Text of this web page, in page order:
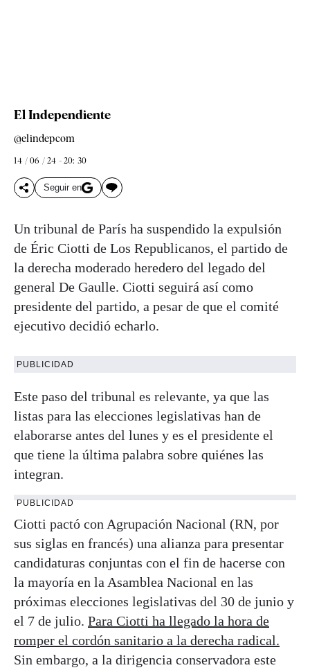
El Independiente
@elindepcom
14 / 06 / 24 - 20: 30
Seguir en
Un tribunal de París ha suspendido la expulsión
de Éric Ciotti de Los Republicanos, el partido de
la derecha moderado heredero del legado del
general De Gaulle. Ciotti seguirá así como
presidente del partido, a pesar de que el comité
ejecutivo decidió echarlo.
PUBLICIDAD
Este paso del tribunal es relevante, ya que las
listas para las elecciones legislativas han de
elaborarse antes del lunes y es el presidente el
que tiene la última palabra sobre quiénes las
integran.
PUBLICIDAD
Ciotti pactó con Agrupación Nacional (RN, por
sus siglas en francés) una alianza para presentar
candidaturas conjuntas con el fin de hacerse con
la mayoría en la Asamblea Nacional en las
próximas elecciones legislativas del 30 de junio y
el 7 de julio. Para Ciotti ha llegado la hora de
romper el cordón sanitario a la derecha radical.
Sin embargo, a la dirigencia conservadora este